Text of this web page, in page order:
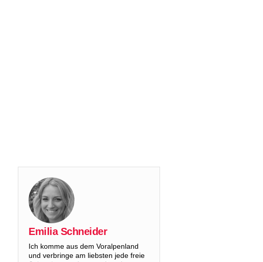
Emilia Schneider
Ich komme aus dem Voralpenland
und verbringe am liebsten jede freie